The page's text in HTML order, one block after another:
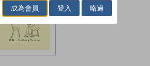
成為會員 登入 略過